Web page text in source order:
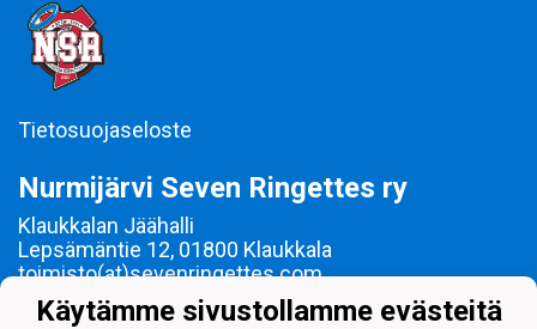
Tietosuojaseloste
Nurmijärvi Seven Ringettes ry
Klaukkalan Jäähalli
Lepsämäntie 12, 01800 Klaukkala
toimisto(at)sevenringettes.com
Y-tunnus: 1619658-9
Käytämme sivustollamme evästeitä